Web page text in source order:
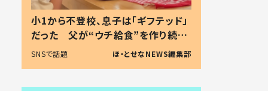
小1から不登校、息子は「ギフテッド」
だった 父が“ウチ給食”を作り続け
る理由とは #令和の親 #令和の子
SNSで話題 ほ・とせなNEWS編集部